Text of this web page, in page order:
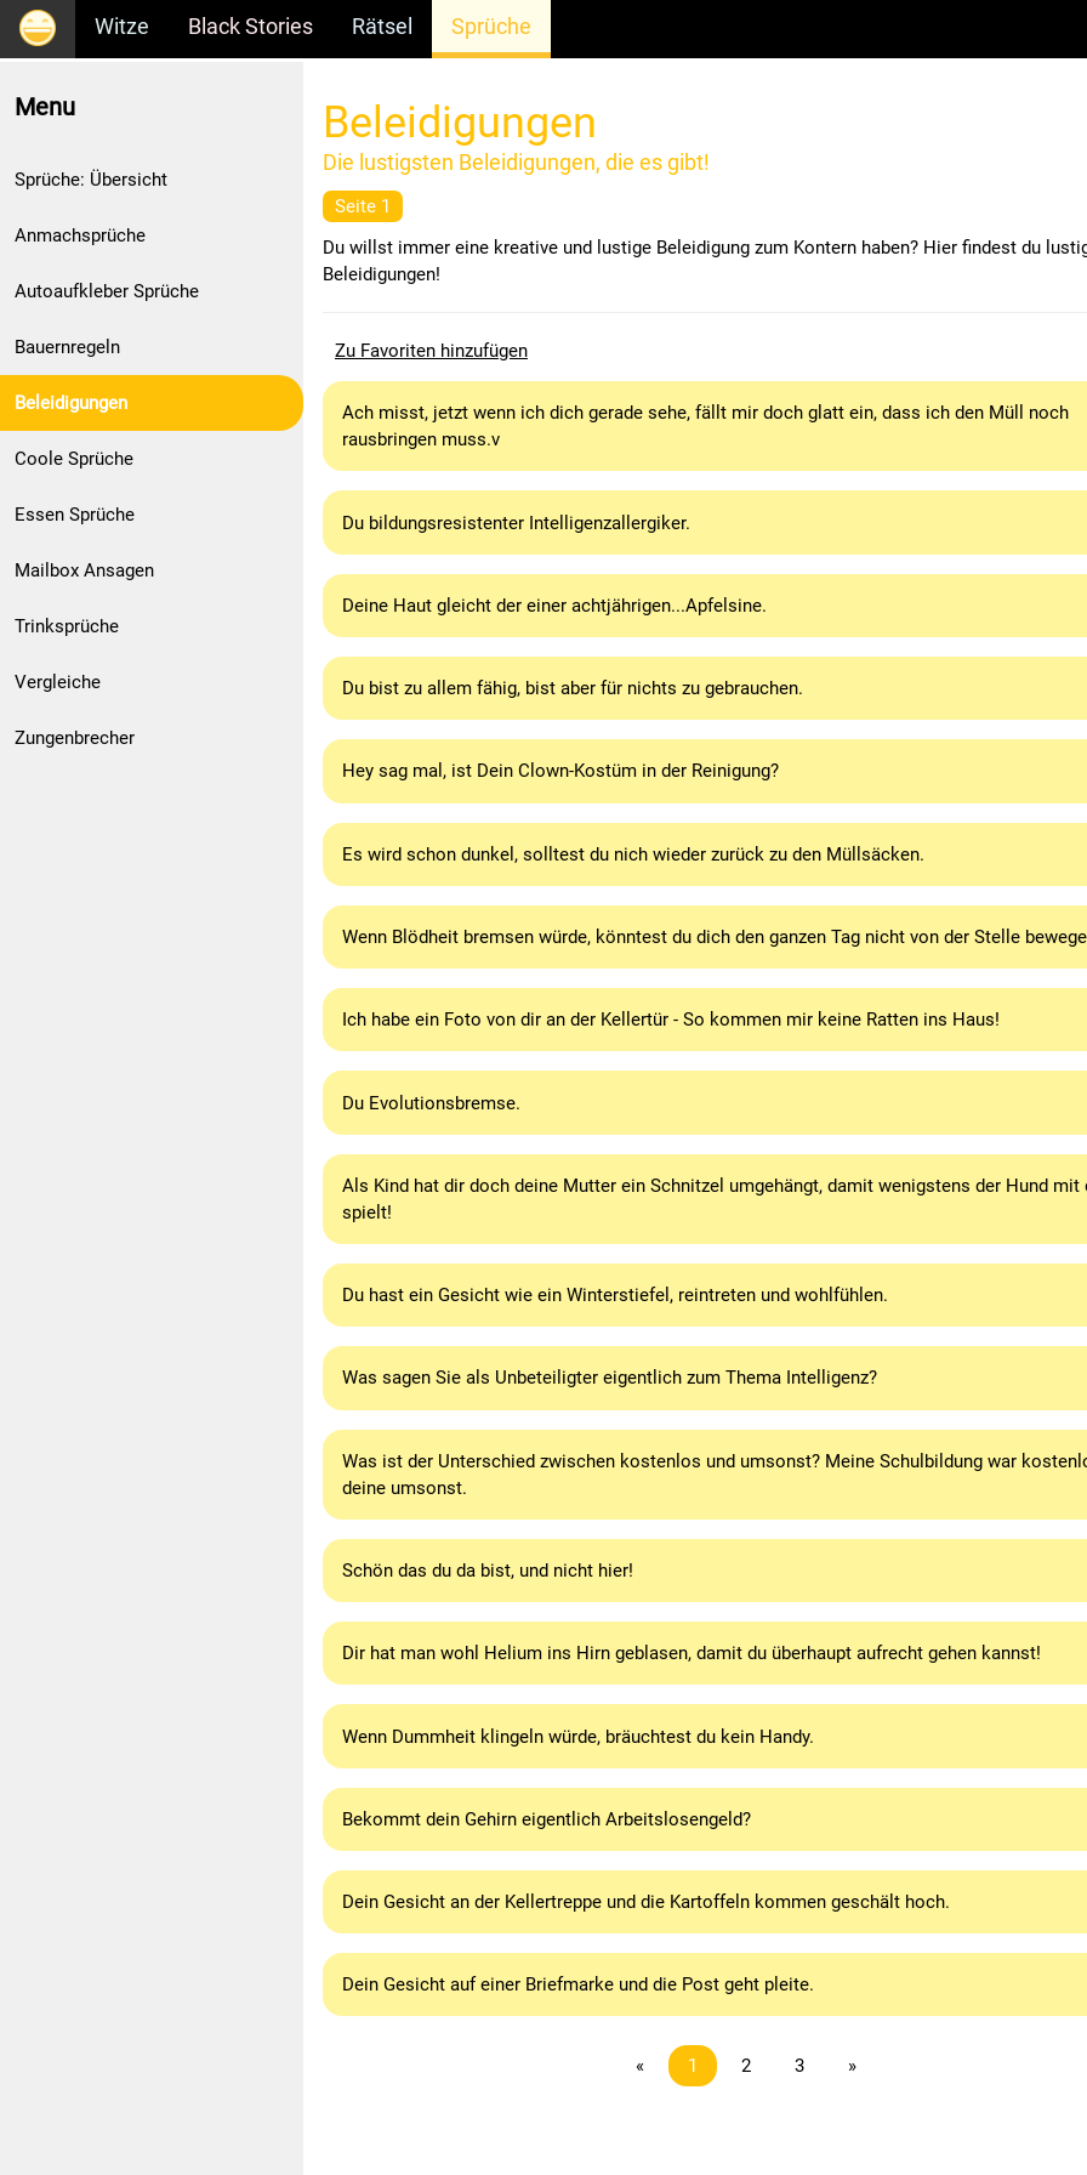
Witze Black Stories Rätsel Sprüche
Menu
Sprüche: Übersicht
Anmachsprüche
Autoaufkleber Sprüche
Bauernregeln
Beleidigungen
Coole Sprüche
Essen Sprüche
Mailbox Ansagen
Trinksprüche
Vergleiche
Zungenbrecher
Beleidigungen
Die lustigsten Beleidigungen, die es gibt!
Seite 1
Du willst immer eine kreative und lustige Beleidigung zum Kontern haben? Hier findest du
Beleidigungen!
Zu Favoriten hinzufügen
Ach misst, jetzt wenn ich dich gerade sehe, fällt mir doch glatt ein, dass ich den Müll noch
rausbringen muss.v
Du bildungsresistenter Intelligenzallergiker.
Deine Haut gleicht der einer achtjährigen...Apfelsine.
Du bist zu allem fähig, bist aber für nichts zu gebrauchen.
Hey sag mal, ist Dein Clown-Kostüm in der Reinigung?
Es wird schon dunkel, solltest du nich wieder zurück zu den Müllsäcken.
Wenn Blödheit bremsen würde, könntest du dich den ganzen Tag nicht von der Stelle
Ich habe ein Foto von dir an der Kellertür - So kommen mir keine Ratten ins Haus!
Du Evolutionsbremse.
Als Kind hat dir doch deine Mutter ein Schnitzel umgehängt, damit wenigstens der Hund mit
spielt!
Du hast ein Gesicht wie ein Winterstiefel, reintreten und wohlfühlen.
Was sagen Sie als Unbeteiligter eigentlich zum Thema Intelligenz?
Was ist der Unterschied zwischen kostenlos und umsonst? Meine Schulbildung war
deine umsonst.
Schön das du da bist, und nicht hier!
Dir hat man wohl Helium ins Hirn geblasen, damit du überhaupt aufrecht gehen kannst!
Wenn Dummheit klingeln würde, bräuchtest du kein Handy.
Bekommt dein Gehirn eigentlich Arbeitslosengeld?
Dein Gesicht an der Kellertreppe und die Kartoffeln kommen geschält hoch.
Dein Gesicht auf einer Briefmarke und die Post geht pleite.
« 1 2 3 »